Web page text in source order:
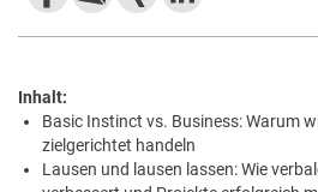
Inhalt:
Basic Instinct vs. Business: Warum
zielgerichtet handeln
Lausen und lausen lassen: Wie